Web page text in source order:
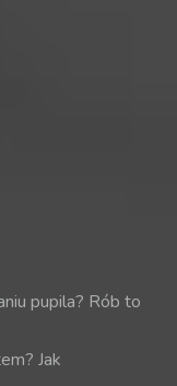
pupila? Rób to
Jak